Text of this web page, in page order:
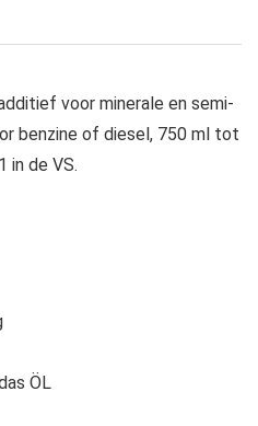
voor minerale en semi-
benzine of diesel, 750 ml tot
in de VS.
ÖL